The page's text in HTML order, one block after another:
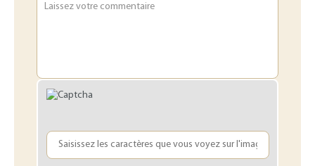
Laissez votre commentaire